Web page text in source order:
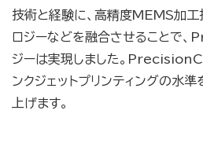
技術と経験に、高精度MEMS加工
ロジーなどを融合させることで
ジーは実現しました。
ンクジェットプリンティングの水
上げます。